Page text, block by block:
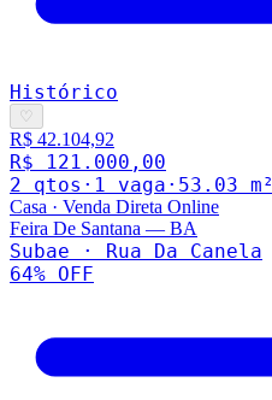
Histórico
♡
R$ 42.104,92
R$ 121.000,00
2 qtos · 1 vaga · 53.03 m²
Casa · Venda Direta Online
Feira De Santana — BA
Subae · Rua Da Canela
64% OFF